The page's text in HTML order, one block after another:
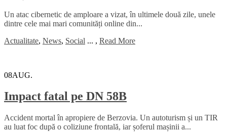
Un atac cibernetic de amploare a vizat, în ultimele două zile, unele
dintre cele mai mari comunități online din...
Actualitate, News, Social ... , Read More
08AUG.
Impact fatal pe DN 58B
Accident mortal în apropiere de Berzovia. Un autoturism și un TIR
au luat foc după o coliziune frontală, iar șoferul mașinii a...